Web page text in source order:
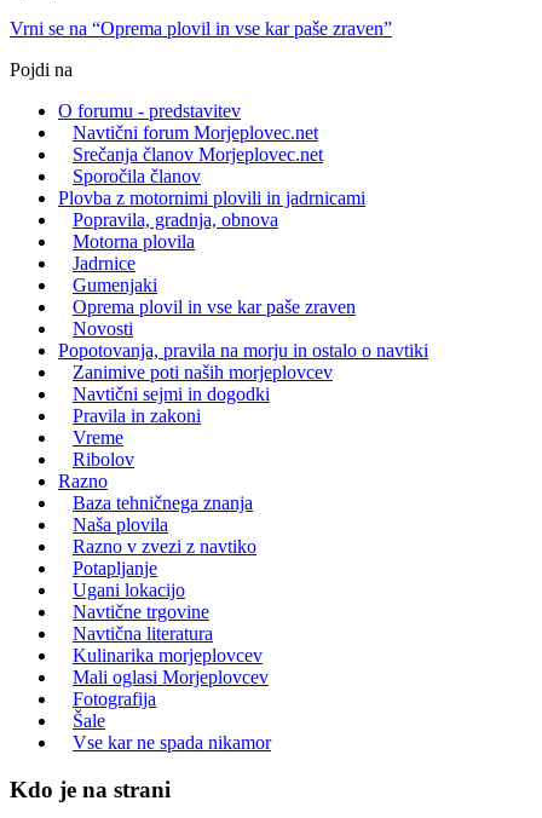
Vrni se na “Oprema plovil in vse kar paše zraven”
Pojdi na
O forumu - predstavitev
Navtični forum Morjeplovec.net
Srečanja članov Morjeplovec.net
Sporočila članov
Plovba z motornimi plovili in jadrnicami
Popravila, gradnja, obnova
Motorna plovila
Jadrnice
Gumenjaki
Oprema plovil in vse kar paše zraven
Novosti
Popotovanja, pravila na morju in ostalo o navtiki
Zanimive poti naših morjeplovcev
Navtični sejmi in dogodki
Pravila in zakoni
Vreme
Ribolov
Razno
Baza tehničnega znanja
Naša plovila
Razno v zvezi z navtiko
Potapljanje
Ugani lokacijo
Navtične trgovine
Navtična literatura
Kulinarika morjeplovcev
Mali oglasi Morjeplovcev
Fotografija
Šale
Vse kar ne spada nikamor
Kdo je na strani